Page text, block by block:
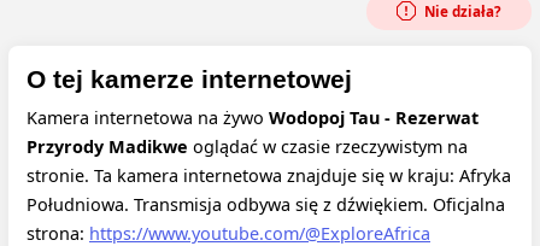
Nie działa?
O tej kamerze internetowej
Kamera internetowa na żywo Wodopoj Tau - Rezerwat
Przyrody Madikwe oglądać w czasie rzeczywistym na
stronie. Ta kamera internetowa znajduje się w kraju: Afryka
Południowa. Transmisja odbywa się z dźwiękiem. Oficjalna
strona: https://www.youtube.com/@ExploreAfrica